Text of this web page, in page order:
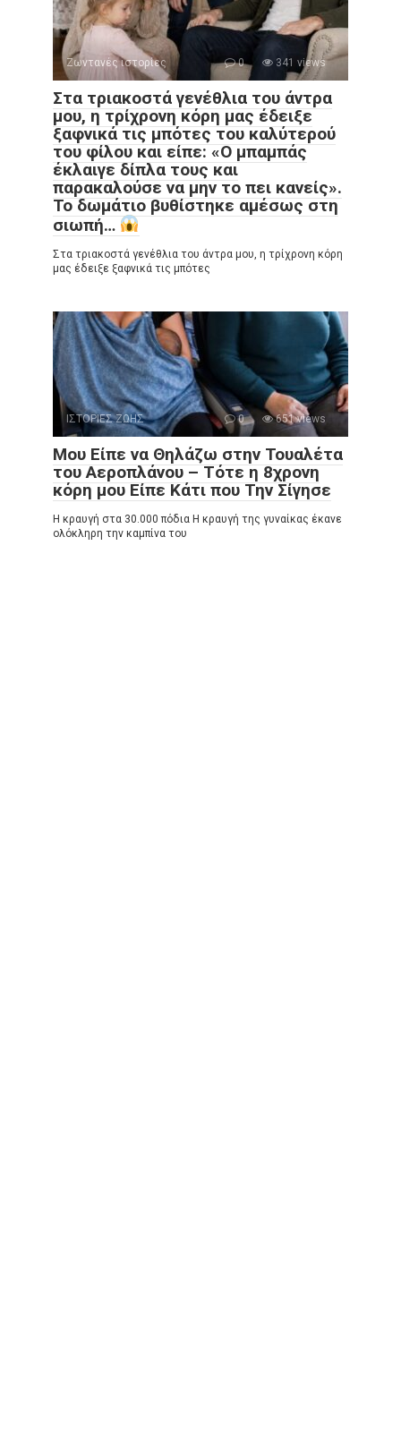
Ζωντανές ιστορίες 0 341 views
Στα τριακοστά γενέθλια του άντρα
μου, η τρίχρονη κόρη μας έδειξε
ξαφνικά τις μπότες του καλύτερού
του φίλου και είπε: «Ο μπαμπάς
έκλαιγε δίπλα τους και
παρακαλούσε να μην το πει κανείς».
Το δωμάτιο βυθίστηκε αμέσως στη
σιωπή…
Στα τριακοστά γενέθλια του άντρα μου, η τρίχρονη κόρη
μας έδειξε ξαφνικά τις μπότες
ΙΣΤΟΡΙΕΣ ΖΩΗΣ 0 651 views
Μου Είπε να Θηλάζω στην Τουαλέτα
του Αεροπλάνου – Τότε η 8χρονη
κόρη μου Είπε Κάτι που Την Σίγησε
Η κραυγή στα 30.000 πόδια Η κραυγή της γυναίκας έκανε
ολόκληρη την καμπίνα του